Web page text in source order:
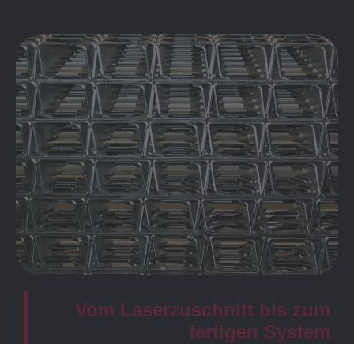
Vom Laserzuschnitt bis zum
fertigen System